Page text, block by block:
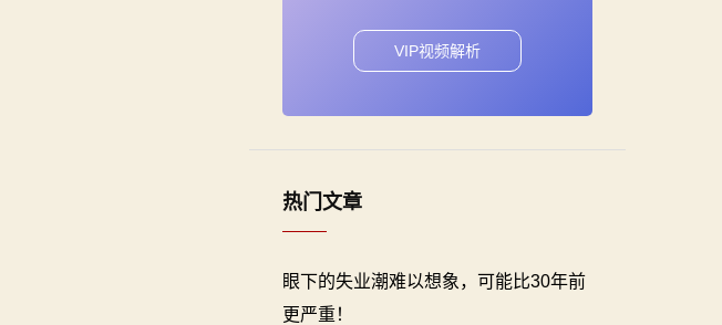
VIP视频解析
热门文章
眼下的失业潮难以想象，可能比30年前
更严重！